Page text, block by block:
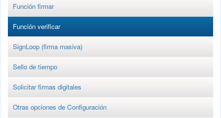
Función firmar
Función verificar
SignLoop (firma masiva)
Sello de tiempo
Solicitar firmas digitales
Otras opciones de Configuración